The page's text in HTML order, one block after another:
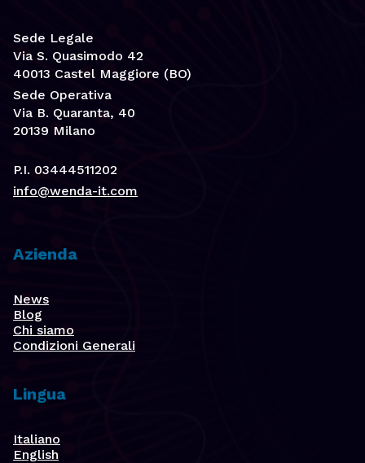
Sede Legale
Via S. Quasimodo 42
40013 Castel Maggiore (BO)
Sede Operativa
Via B. Quaranta, 40
20139 Milano
P.I. 03444511202
info@wenda-it.com
Azienda
News
Blog
Chi siamo
Condizioni Generali
Lingua
Italiano
English